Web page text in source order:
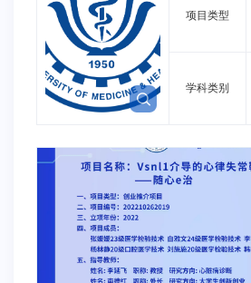
项目类型
学科类别